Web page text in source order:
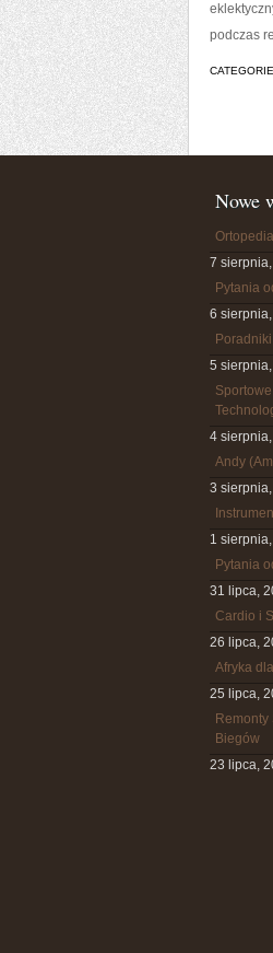
podczas
Nowe
7
Pytania
6
5
4
Andy
3
1
Pytania
31 lipca,
Cardio i
26 lipca,
Afryka
25 lipca,
Remonty
Biegów
23 lipca,